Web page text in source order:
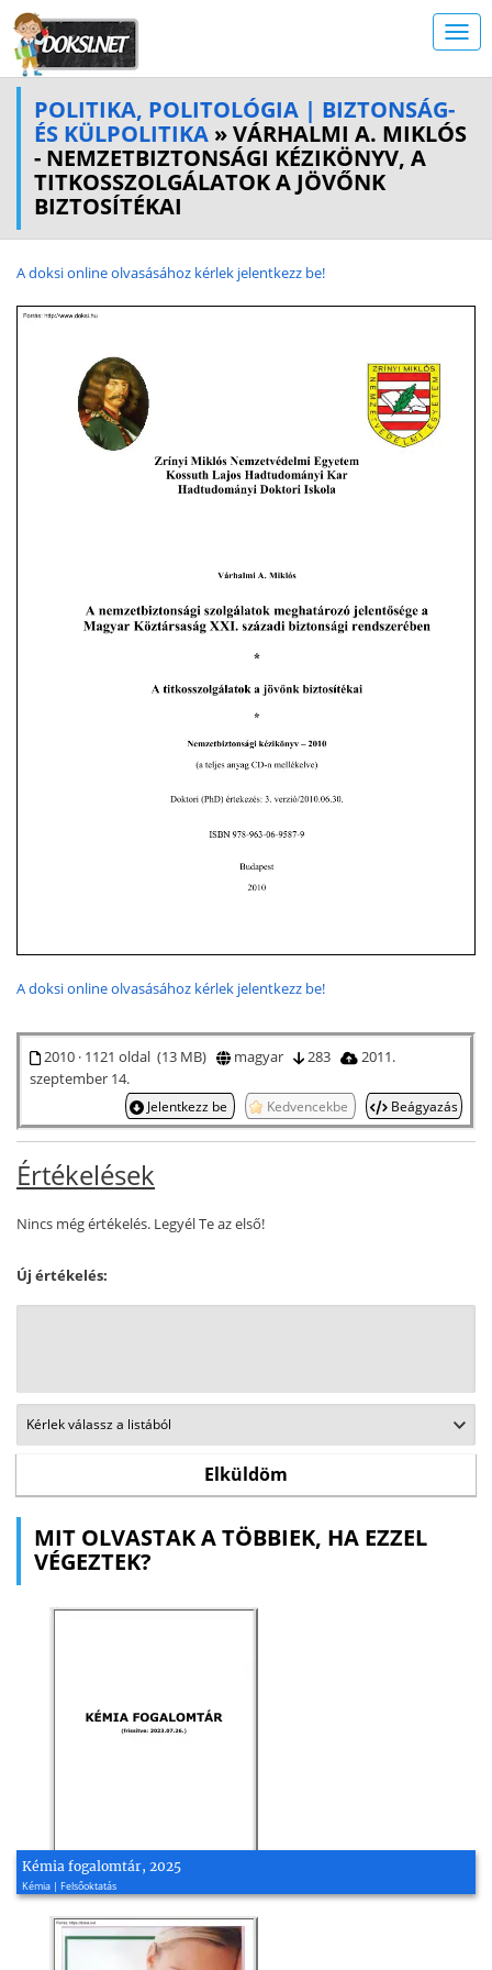
POLITIKA, POLITOLÓGIA | BIZTONSÁG-
ÉS KÜLPOLITIKA » VÁRHALMI A. MIKLÓS
- NEMZETBIZTONSÁGI KÉZIKÖNYV, A
TITKOSSZOLGÁLATOK A JÖVŐNK
BIZTOSÍTÉKAI
A doksi online olvasásához kérlek jelentkezz be!
A doksi online olvasásához kérlek jelentkezz be!
2010 · 1121 oldal (13 MB) magyar 283
2011.
szeptember 14.
Jelentkezz be Kedvencekbe Beágyazás
Értékelések
Nincs még értékelés. Legyél Te az első!
Új értékelés:
MIT OLVASTAK A TÖBBIEK, HA EZZEL
VÉGEZTEK?
Kémia fogalomtár, 2025
Kémia | Felsőoktatás